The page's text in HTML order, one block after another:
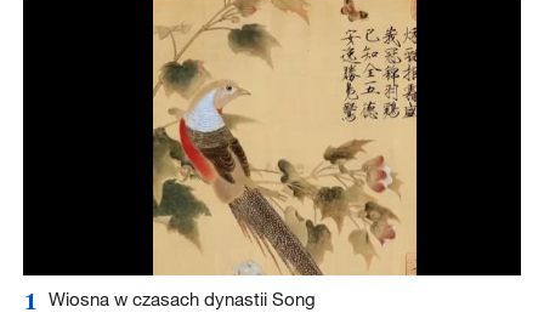
1 Wiosna w czasach dynastii Song